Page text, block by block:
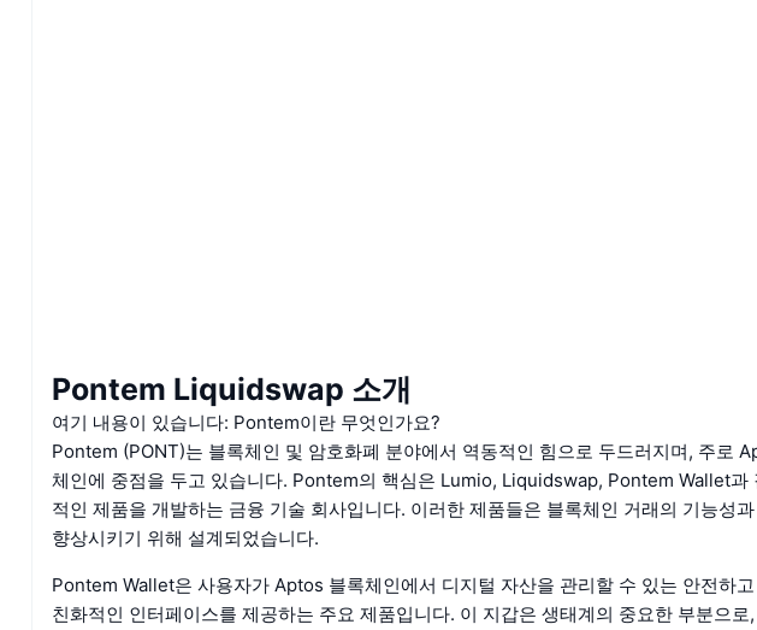
Pontem Liquidswap 소개
여기 내용이 있습니다: Pontem이란 무엇인가요?
Pontem (PONT)는 블록체인 및 암호화폐 분야에서 역동적인 힘으로 두드러지며, 주로
체인에 중점을 두고 있습니다. Pontem의 핵심은 Lumio, Liquidswap, Pontem Wallet과
적인 제품을 개발하는 금융 기술 회사입니다. 이러한 제품들은 블록체인 거래의 기능성
향상시키기 위해 설계되었습니다.
Pontem Wallet은 사용자가 Aptos 블록체인에서 디지털 자산을 관리할 수 있는 안전하
친화적인 인터페이스를 제공하는 주요 제품입니다. 이 지갑은 생태계의 중요한 부분으로